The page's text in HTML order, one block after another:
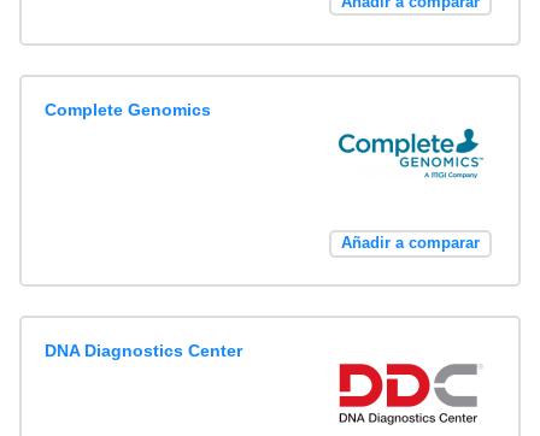
Complete Genomics
Añadir a comparar
DNA Diagnostics Center